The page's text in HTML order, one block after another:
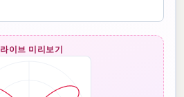
라이브 미리보기